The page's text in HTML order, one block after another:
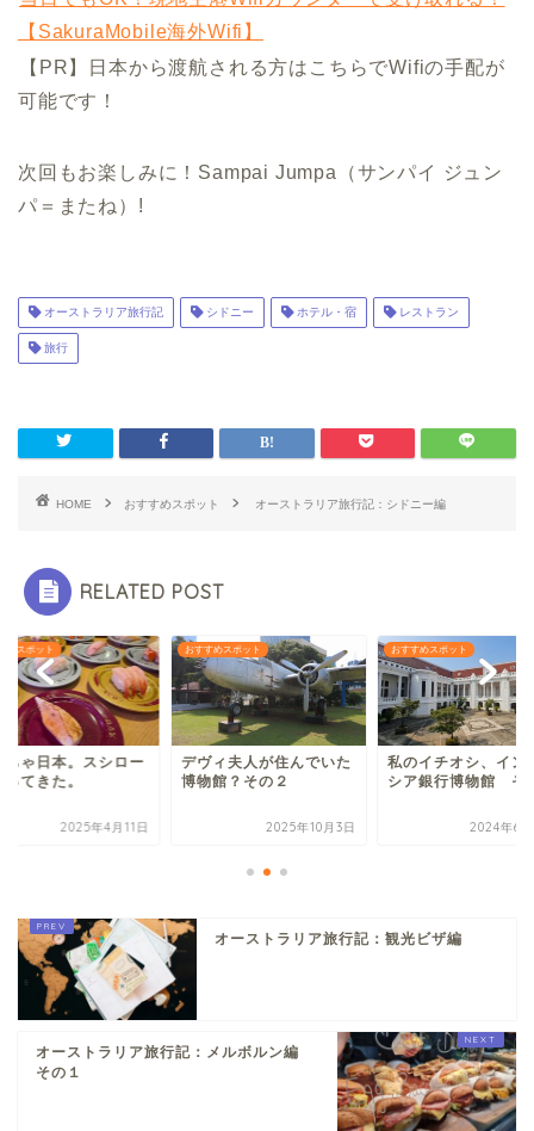
【SakuraMobile海外Wifi】
【PR】日本から渡航される方はこちらでWifiの手配が
可能です！
次回もお楽しみに！Sampai Jumpa（サンパイ ジュン
パ＝またね）!
オーストラリア旅行記 シドニー ホテル・宿 レストラン
旅行
HOME おすすめスポット オーストラリア旅行記：シドニー編
RELATED POST
めスポット
ちゃ日本。スシロー
てきた。
2025年4月11日
おすすめスポット
デヴィ夫人が住んでいた
博物館？その２
2025年10月3日
おすすめスポット
私のイチオシ、イン
シア銀行博物館 そ
2024年6
オーストラリア旅行記：観光ビザ編
オーストラリア旅行記：メルボルン編
その１